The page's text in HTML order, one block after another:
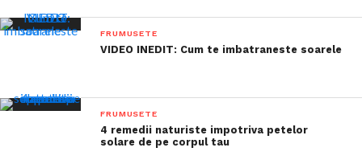
FRUMUSETE
VIDEO INEDIT: Cum te imbatraneste soarele
FRUMUSETE
4 remedii naturiste impotriva petelor
solare de pe corpul tau